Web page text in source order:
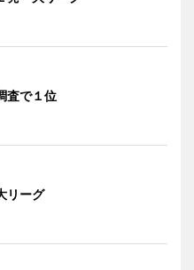
査で１位
リーグ